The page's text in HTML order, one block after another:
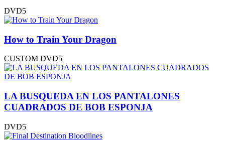
DVD5
How to Train Your Dragon
CUSTOM DVD5
LA BUSQUEDA EN LOS PANTALONES
CUADRADOS DE BOB ESPONJA
DVD5